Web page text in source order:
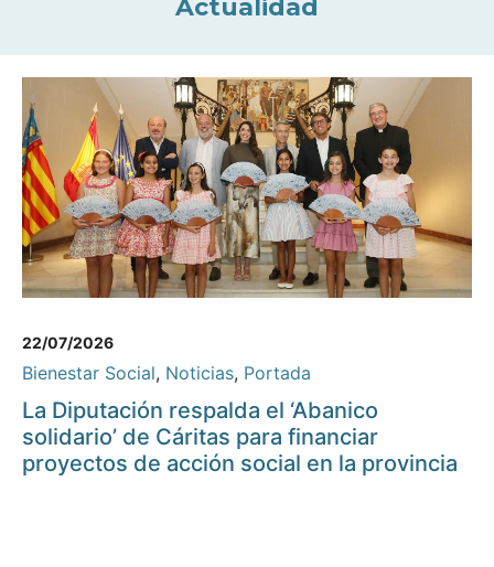
Actualidad
22/07/2026
Bienestar Social, Noticias, Portada
La Diputación respalda el ‘Abanico
solidario’ de Cáritas para financiar
proyectos de acción social en la provincia